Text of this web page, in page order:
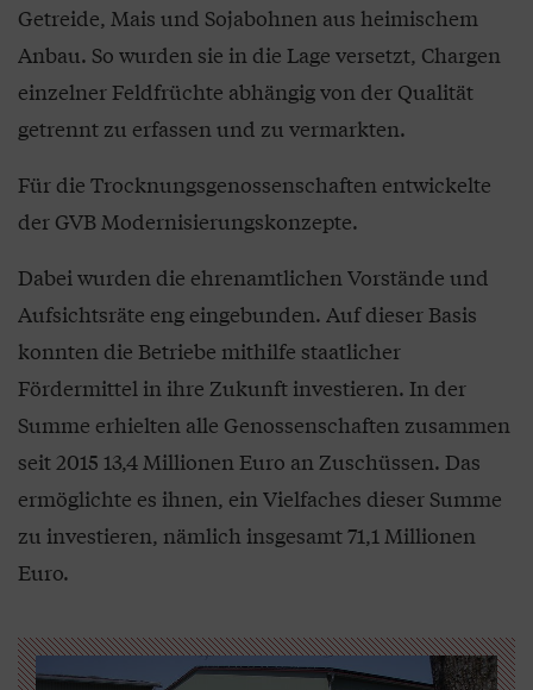
Getreide, Mais und Sojabohnen aus heimischem
Anbau. So wurden sie in die Lage versetzt, Chargen
einzelner Feldfrüchte abhängig von der Qualität
getrennt zu erfassen und zu vermarkten.
Für die Trocknungsgenossenschaften entwickelte
der GVB Modernisierungskonzepte.
Dabei wurden die ehrenamtlichen Vorstände und
Aufsichtsräte eng eingebunden. Auf dieser Basis
konnten die Betriebe mithilfe staatlicher
Fördermittel in ihre Zukunft investieren. In der
Summe erhielten alle Genossenschaften zusammen
seit 2015 13,4 Millionen Euro an Zuschüssen. Das
ermöglichte es ihnen, ein Vielfaches dieser Summe
zu investieren, nämlich insgesamt 71,1 Millionen
Euro.